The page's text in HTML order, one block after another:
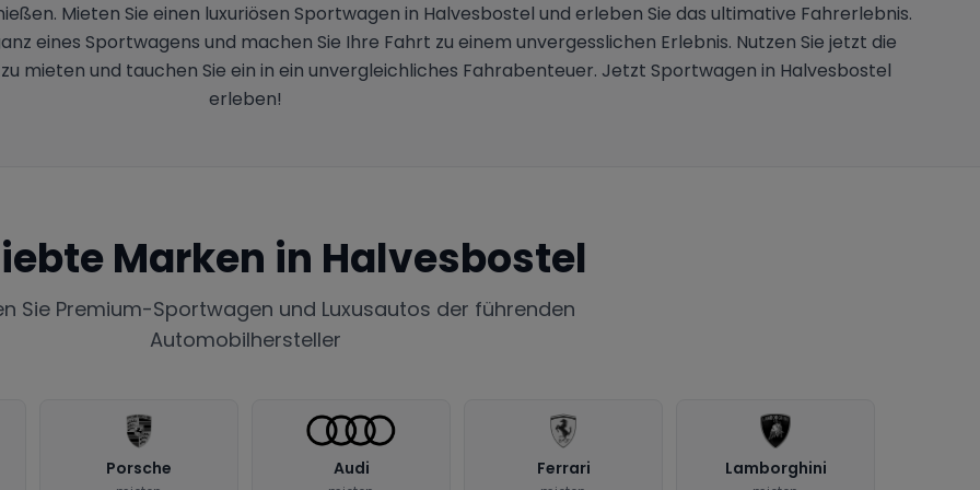
Mieten Sie einen luxuriösen Sportwagen in Halvesbostel und erleben Sie das ultimative Fahrerlebnis.
eines Sportwagens und machen Sie Ihre Fahrt zu einem unvergesslichen Erlebnis. Nutzen Sie jetzt die
mieten und tauchen Sie ein in ein unvergleichliches Fahrabenteuer. Jetzt Sportwagen in Halvesbostel
erleben!
Marken in Halvesbostel
Sie Premium-Sportwagen und Luxusautos der führenden
Automobilhersteller
Porsche Audi Ferrari Lamborghini